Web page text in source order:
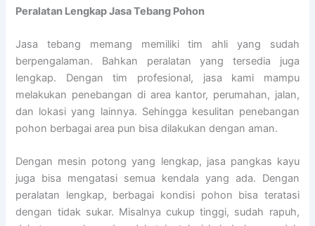
Peralatan Lengkap Jasa Tebang Pohon
Jasa tebang memang memiliki tim ahli yang sudah
berpengalaman. Bahkan peralatan yang tersedia juga
lengkap. Dengan tim profesional, jasa kami mampu
melakukan penebangan di area kantor, perumahan, jalan,
dan lokasi yang lainnya. Sehingga kesulitan penebangan
pohon berbagai area pun bisa dilakukan dengan aman.
Dengan mesin potong yang lengkap, jasa pangkas kayu
juga bisa mengatasi semua kendala yang ada. Dengan
peralatan lengkap, berbagai kondisi pohon bisa teratasi
dengan tidak sukar. Misalnya cukup tinggi, sudah rapuh,